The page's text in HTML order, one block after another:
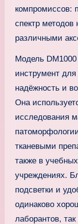
компромиссов:
спектр
различными
Модель DM1000
инструмент
надёжность и
Она
исследования
тканевыми
также в
учреждениях.
подсветки и
одинаково
лаборантов,